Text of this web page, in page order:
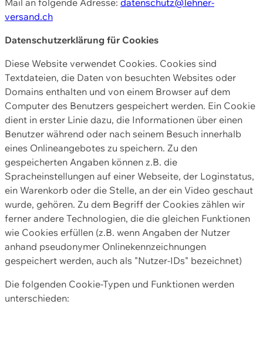
versand.ch
Datenschutzerklärung für Cookies
Diese Website verwendet Cookies. Cookies sind
Textdateien, die Daten von besuchten Websites oder
Domains enthalten und von einem Browser auf dem
Computer des Benutzers gespeichert werden. Ein Cookie
dient in erster Linie dazu, die Informationen über einen
Benutzer während oder nach seinem Besuch innerhalb
eines Onlineangebotes zu speichern. Zu den
gespeicherten Angaben können z.B. die
Spracheinstellungen auf einer Webseite, der Loginstatus,
ein Warenkorb oder die Stelle, an der ein Video geschaut
wurde, gehören. Zu dem Begriff der Cookies zählen wir
ferner andere Technologien, die die gleichen Funktionen
wie Cookies erfüllen (z.B. wenn Angaben der Nutzer
anhand pseudonymer Onlinekennzeichnungen
gespeichert werden, auch als "Nutzer-IDs" bezeichnet)
Die folgenden Cookie-Typen und Funktionen werden
unterschieden: